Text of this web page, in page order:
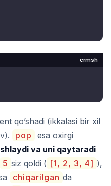
crmsh
qo’shadi (ikkalasi bir xil
pop
esa oxirgi
va uni qaytaradi
5 siz qoldi ( [1, 2, 3, 4] ),
chiqarilgan da